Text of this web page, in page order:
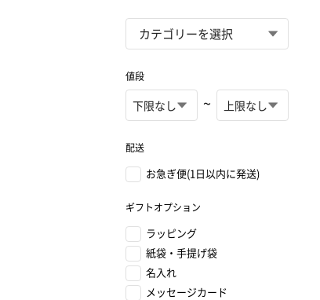
値段
~
配送
お急ぎ便(1日以内に発送)
ギフトオプション
ラッピング
紙袋・手提げ袋
名入れ
メッセージカード